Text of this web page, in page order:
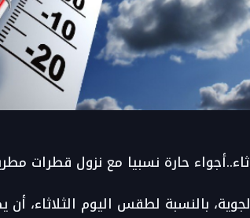
حارة نسبيا مع نزول قطرات
بالنسبة لطقس اليوم الثلاثاء،